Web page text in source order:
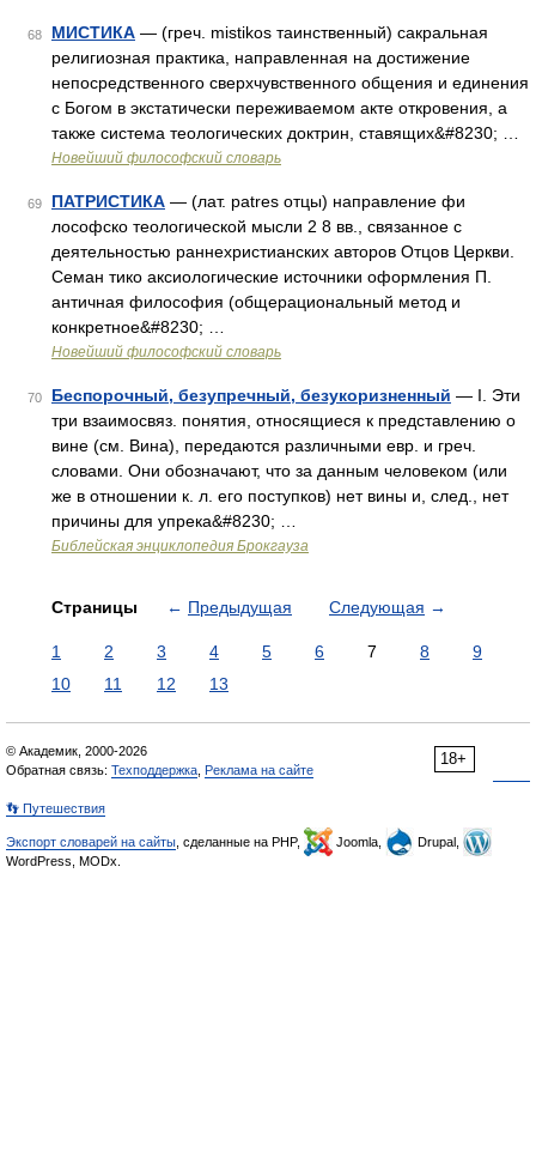
68 МИСТИКА — (греч. mistikos таинственный) сакральная
религиозная практика, направленная на достижение
непосредственного сверхчувственного общения и единения
с Богом в экстатически переживаемом акте откровения, а
также система теологических доктрин, ставящих&#8230; …
Новейший философский словарь
69 ПАТРИСТИКА — (лат. patres отцы) направление фи
лософско теологической мысли 2 8 вв., связанное с
деятельностью раннехристианских авторов Отцов Церкви.
Семан тико аксиологические источники оформления П.
античная философия (общерациональный метод и
конкретное&#8230; …
Новейший философский словарь
70 Беспорочный, безупречный, безукоризненный — I. Эти
три взаимосвяз. понятия, относящиеся к представлению о
вине (см. Вина), передаются различными евр. и греч.
словами. Они обозначают, что за данным человеком (или
же в отношении к. л. его поступков) нет вины и, след., нет
причины для упрека&#8230; …
Библейская энциклопедия Брокгауза
Страницы ← Предыдущая Следующая →
1 2 3 4 5 6 7 8
9
10
11 12 13
18+
© Академик, 2000-2026
Обратная связь: Техподдержка Реклама на сайте
👣 Путешествия
Экспорт словарей на сайты , сделанные на PHP, Joomla,
Drupal,
WordPress, MODx.